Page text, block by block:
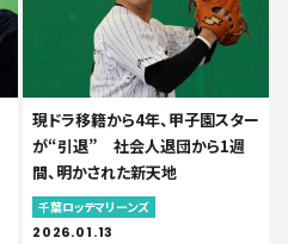
現ドラ移籍から4年、甲子園スター
が“引退” 社会人退団から1週
間、明かされた新天地
千葉ロッテマリーンズ
2026.01.13